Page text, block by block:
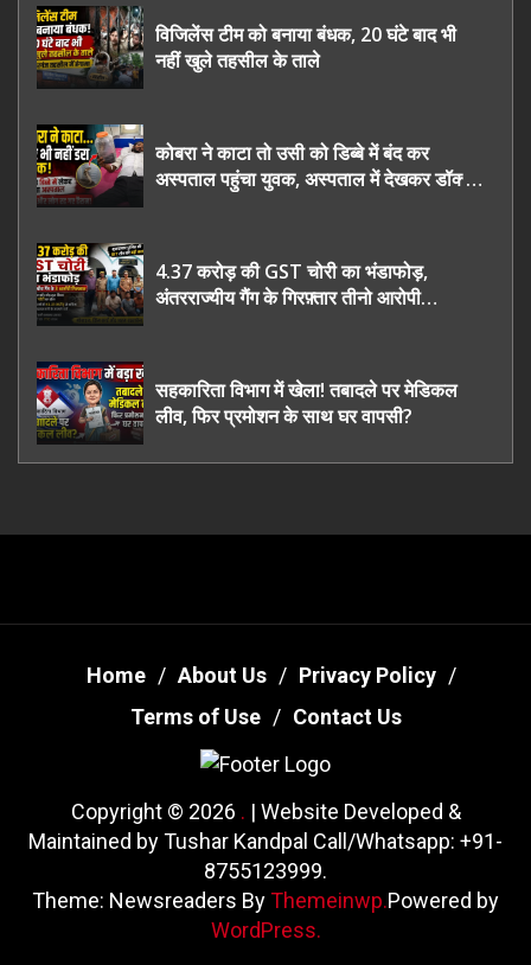
विजिलेंस टीम को बनाया बंधक, 20 घंटे बाद भी
नहीं खुले तहसील के ताले
कोबरा ने काटा तो उसी को डिब्बे में बंद कर
अस्पताल पहुंचा युवक, अस्पताल में देखकर डॉक्टर
4.37 करोड़ की GST चोरी का भंडाफोड़,
अंतरराज्यीय गैंग के गिरफ़्तार तीनो आरोपी
सहकारिता विभाग में खेला! तबादले पर मेडिकल
लीव, फिर प्रमोशन के साथ घर वापसी?
Home About Us
Privacy Policy
Terms of Use
Contact Us
Copyright © 2026 . | Website Developed &
Maintained by Tushar Kandpal Call/Whatsapp: +91-
8755123999.
Theme: Newsreaders By Themeinwp.Powered by
WordPress.